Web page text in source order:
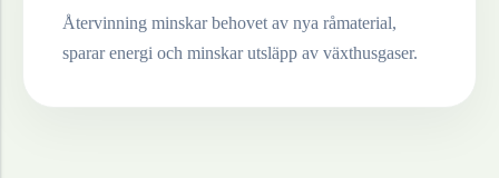
Återvinning minskar behovet av nya råmaterial,
sparar energi och minskar utsläpp av växthusgaser.